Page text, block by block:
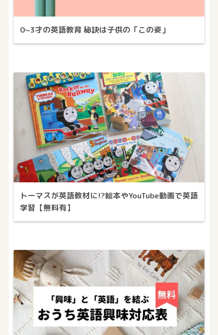
0~3才の英語教育 秘訣は子供の「この姿」
トーマスが英語教材に!?絵本やYouTube動画で英語
学習【無料有】